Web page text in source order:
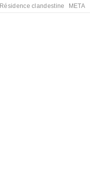
Résidence clandestine META